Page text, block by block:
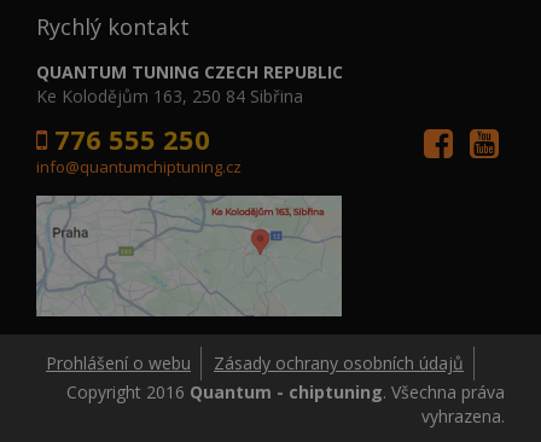
Rychlý kontakt
QUANTUM TUNING CZECH REPUBLIC
Ke Kolodějům 163, 250 84 Sibřina
776 555 250
info@quantumchiptuning.cz
Prohlášení o webu
Zásady ochrany osobních údajů
Copyright 2016 Quantum - chiptuning. Všechna práva
vyhrazena.